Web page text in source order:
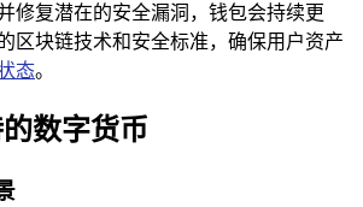
修复潜在的安全漏洞，钱包会持续更
区块链技术和安全标准，确保用户资产
态。
数字货币